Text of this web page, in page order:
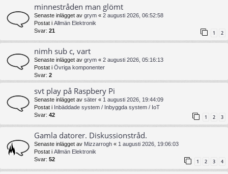
minnestråden man glömt
Senaste inlägget av grym « 2 augusti 2026, 06:52:58
Postat i Allmän Elektronik
Svar: 21 1 2
nimh sub c, vart
Senaste inlägget av grym « 2 augusti 2026, 05:16:13
Postat i Övriga komponenter
Svar: 2
svt play på Raspbery Pi
Senaste inlägget av säter « 1 augusti 2026, 19:44:09
Postat i Inbäddade system / Inbyggda system / IoT
Svar: 42 1 2 3
Gamla datorer. Diskussionstråd.
Senaste inlägget av Mizzarrogh « 1 augusti 2026, 19:06:03
Postat i Allmän Elektronik
Svar: 52 1 2 3 4